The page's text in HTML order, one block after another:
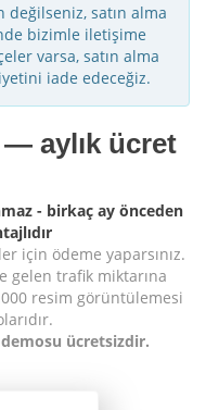
satın alma
bizimle iletişime
varsa, satın alma
iade edeceğiz.
aylık ücret
- birkaç ay önceden
için ödeme yaparsınız.
gelen trafik miktarına
resim görüntülemesi
ücretsizdir.